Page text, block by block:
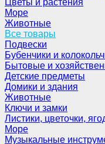
Цветы и растения
Море
Животные
Все товары
Подвески
Бубенчики и
Бытовые и
Детские предметы
Домики и здания
Животные
Ключи и замки
Листики, цветочки,
Море
Музыкальные